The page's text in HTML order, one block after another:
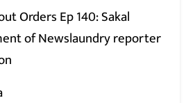
Orders Ep 140: Sakal
of Newslaundry reporter